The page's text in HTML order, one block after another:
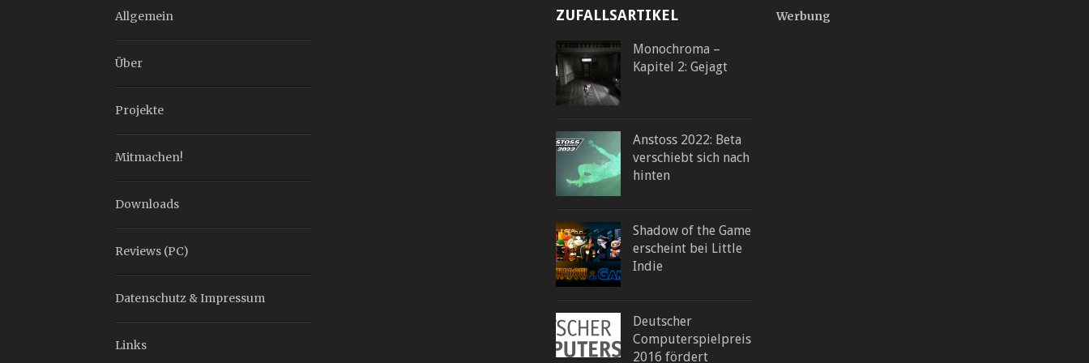
Allgemein
Über
Projekte
Mitmachen!
Downloads
Reviews (PC)
Datenschutz & Impressum
Links
ZUFALLSARTIKEL
Monochroma –
Kapitel 2: Gejagt
Anstoss 2022: Beta
verschiebt sich nach
hinten
Shadow of the Game
erscheint bei Little
Indie
Deutscher
Computerspielpreis
2016 fördert
Werbung